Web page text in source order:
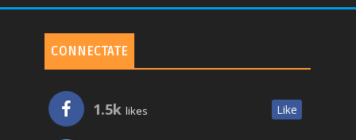
CONNECTATE
1.5k likes Like